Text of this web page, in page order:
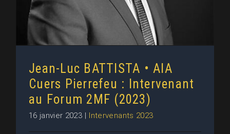
Jean-Luc BATTISTA • AIA
Cuers Pierrefeu : Intervenant
au Forum 2MF (2023)
16 janvier 2023 Intervenants 2023